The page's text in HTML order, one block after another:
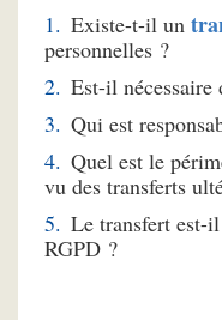
Existe-t-il un
personnelles ?
Est-il
Qui est
Quel est le
vu des transferts
Le transfert est-
RGPD ?